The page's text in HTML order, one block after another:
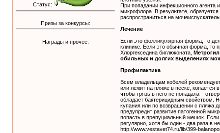
Статус:
Призы за конкурсы:
Награды и прочее:
При попадании инфекционного агента
микрофлора. В результате,
распространиться на
Лечение
Если это фолликулярная форма, то
клинике. Если это обычная форма, то
Хлоргекседина биглюконата,
обильных и долгих выделениях
Профилактика
Всем владельцам кобелей
или лежит на пляже в песке, копается
чтобы грязь в него не попадала –
обладает бактерицидным свойством.
купания или по возвращении с пляжа
предупредит развитие патогенной
попасть в препуциальный мешок. Если
регулярно, хотя бы один - два раза в
http://www.vestavet74.ru/lib/399-